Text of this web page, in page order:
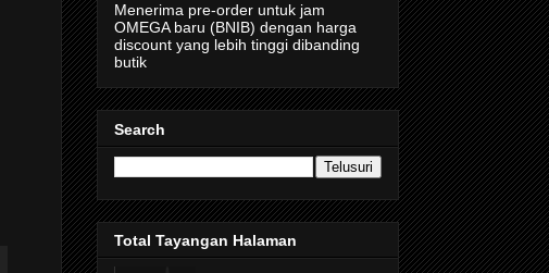
Menerima pre-order untuk jam
OMEGA baru (BNIB) dengan harga
discount yang lebih tinggi dibanding
butik
Search
Total Tayangan Halaman